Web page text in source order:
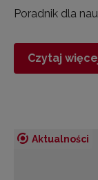
Poradnik dla
Czytaj
Aktualności